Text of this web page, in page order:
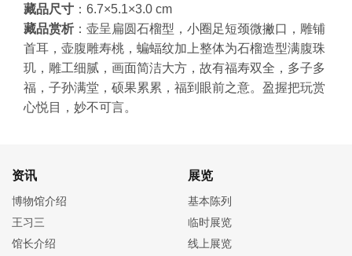
藏品尺寸 ：6.7×5.1×3.0 cm
藏品赏析 ： 壶呈扁圆石榴型，小圈足短颈微撇口，雕铺
首耳，壶腹雕寿桃，蝙蝠纹加上整体为石榴造型满腹珠
玑，雕工细腻，画面简洁大方，故有福寿双全，多子多
福，子孙满堂，硕果累累，福到眼前之意。盈握把玩赏
心悦目，妙不可言。
资讯
博物馆介绍
王习三
馆长介绍
展览
基本陈列
临时展览
线上展览